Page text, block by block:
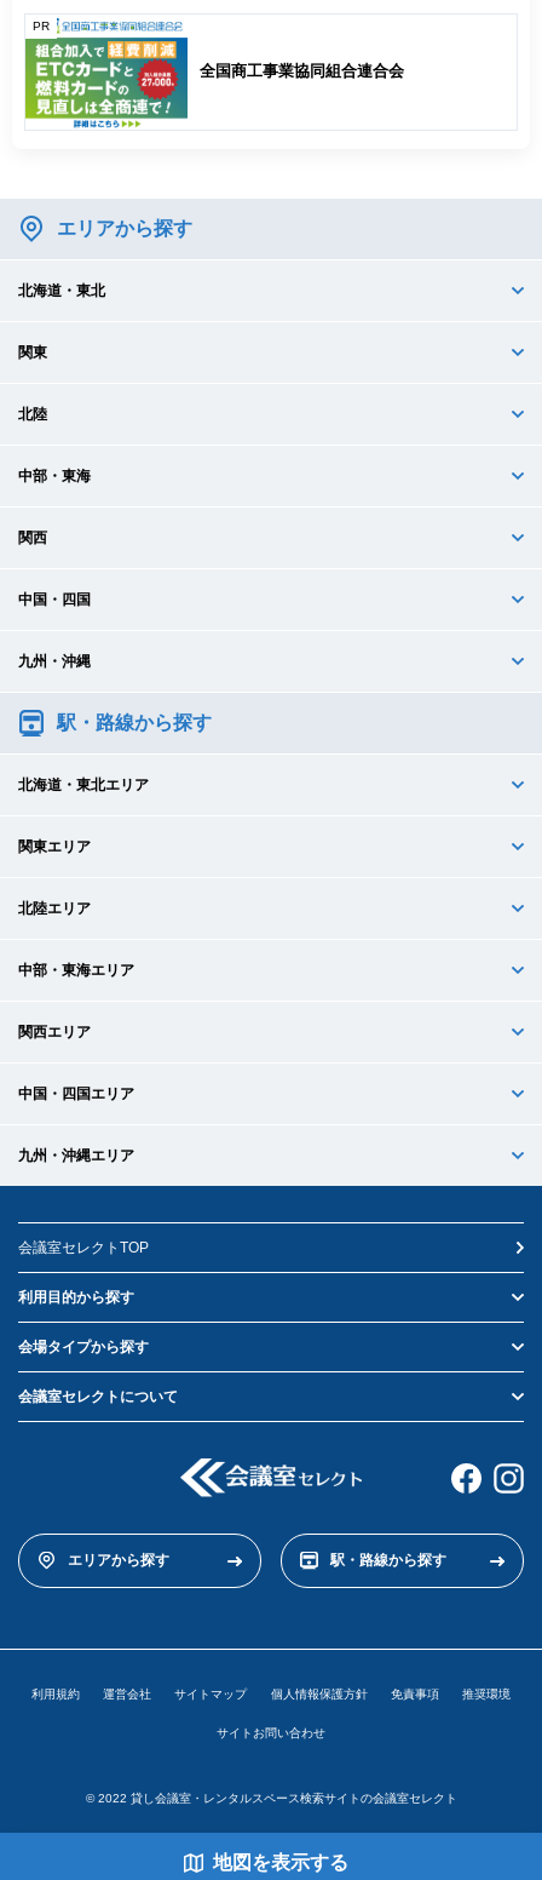
PR
全国商工事業協同組合連合会
エリアから探す
北海道・東北
関東
北陸
中部・東海
関西
中国・四国
九州・沖縄
駅・路線から探す
北海道・東北エリア
関東エリア
北陸エリア
中部・東海エリア
関西エリア
中国・四国エリア
九州・沖縄エリア
会議室セレクトTOP
利用目的から探す
会場タイプから探す
会議室セレクトについて
エリアから探す 駅・路線から探す
利用規約 運営会社 サイトマップ 個人情報保護方針 免責事項 推奨環境
サイトお問い合わせ
© 2022 貸し会議室・レンタルスペース検索サイトの会議室セレクト
地図を表示する